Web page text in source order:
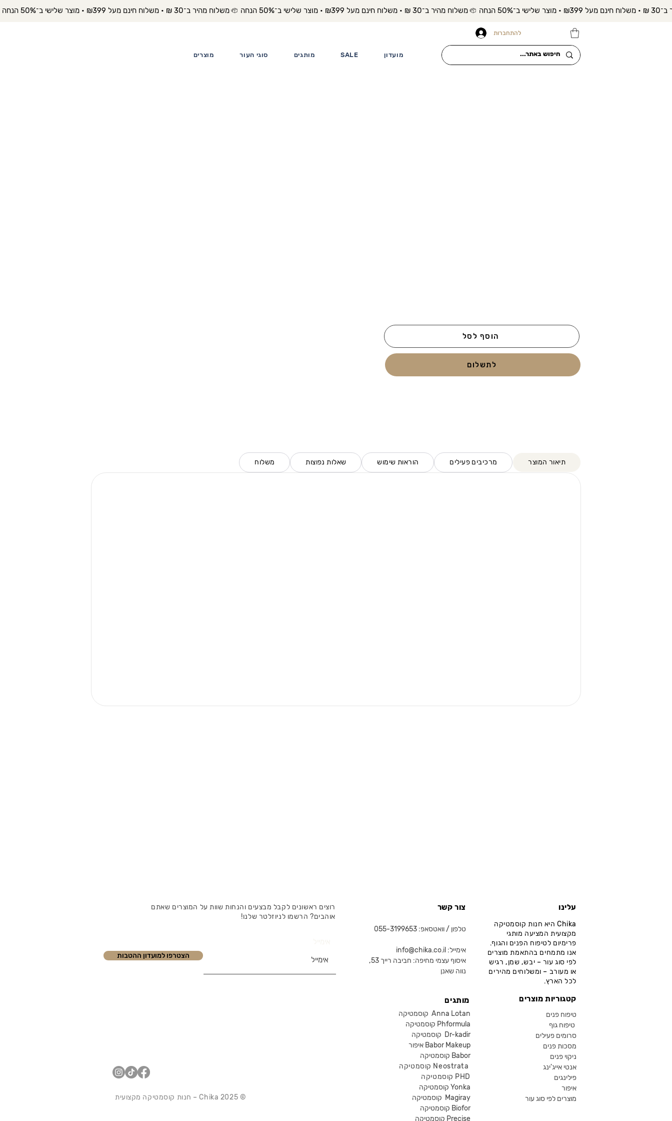
משלוח מהיר ב־30 ₪ • משלוח חינם מעל ₪399 • מוצר שלישי ב־50% הנחה
מוצרים סוגי העור מותגים SALE מועדון
להתחברות
הוסף לסל
לתשלום
תיאור המוצר מרכיבים פעילים הוראות שימוש שאלות נפוצות משלוח
רוצים ראשונים לקבל מבצעים והנחות שוות על המוצרים שאתם
אוהבים? הרשמו לניוזלטר שלנו!
הצטרפו למועדון ההטבות
© 2025 Chika – חנות קוסמטיקה מקצועית
צור קשר
טלפון / וואטסאפ: 055-3199653
אימייל: info@chika.co.il
איסוף עצמי מחיפה: חביבה רייך 53,
נווה שאנן
מותגים
קוסמטיקה Anna Lotan
קוסמטיקה Phformula
קוסמטיקה Dr-kadir
איפור Babor Makeup
קוסמטיקה Babor
קוסמטיקה Neostrata
קוסמטיקה PHD
קוסמטיקה Yonka
Magiray
קוסמטיקה Biofor
קוסמטיקה Precise
עלינו
Chika היא חנות קוסמטיקה
מקצועית המציעה מותגי
פרימיום לטיפוח הפנים והגוף.
אנו מתמחים בהתאמת מוצרים
לפי סוג עור – יבש, שמן, רגיש
או מעורב – ומשלוחים מהירים
לכל הארץ.
קטגוריות מוצרים
טיפוח פנים
טיפוח גוף
סרומים פעילים
מסכות פנים
ניקוי פנים
אנטי אייג'ינג
פילינגים
איפור
מוצרים לפי סוג עור